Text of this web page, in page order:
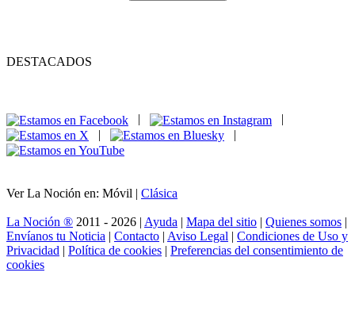
DESTACADOS
|
|
Ver La Noción en: Móvil | Clásica
La Noción ® 2011 - 2026 | Ayuda | Mapa del sitio | Quienes somos |
Envíanos tu Noticia | Contacto | Aviso Legal | Condiciones de Uso y
Privacidad | Política de cookies | Preferencias del consentimiento de
cookies